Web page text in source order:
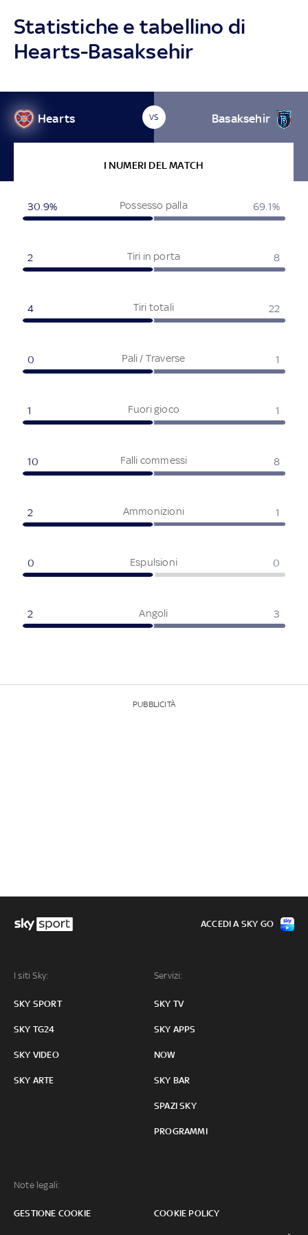
Statistiche e tabellino di
Hearts-Basaksehir
Hearts VS Basaksehir
I NUMERI DEL MATCH
Possesso palla
30.9% 69.1%
Tiri in porta
2 8
Tiri totali
4 22
Pali / Traverse
0 1
Fuori gioco
1 1
Falli commessi
10 8
Ammonizioni
2 1
Espulsioni
0 0
Angoli
2 3
PUBBLICITÀ
I siti Sky:
SKY SPORT
SKY TG24
SKY VIDEO
SKY ARTE
Servizi:
SKY TV
SKY APPS
NOW
SKY BAR
SPAZI SKY
PROGRAMMI
Note legali:
GESTIONE COOKIE COOKIE POLICY
ACCEDI A SKY GO